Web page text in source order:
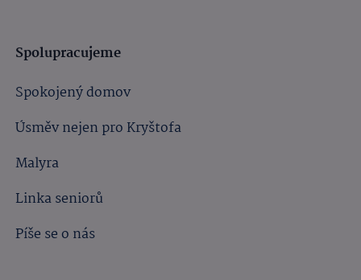
Spolupracujeme
Spokojený domov
Úsměv nejen pro Kryštofa
Malyra
Linka seniorů
Píše se o nás